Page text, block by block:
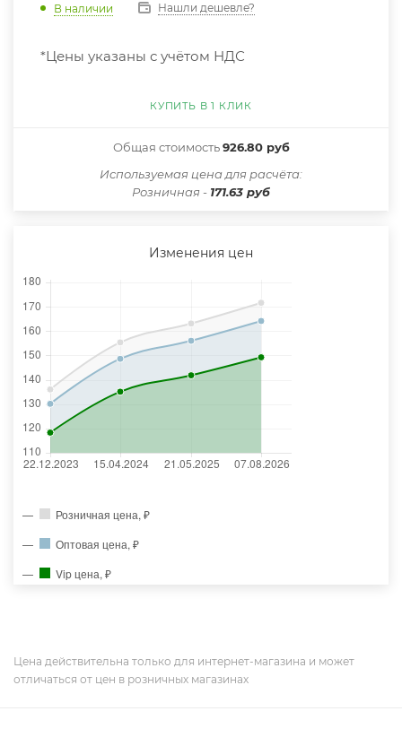
В наличии Нашли дешевле?
*Цены указаны с учётом НДС
КУПИТЬ В 1 КЛИК
Общая стоимость926.80 руб
Иcпользуемая цена для расчёта:
Розничная - 171.63 руб
Изменения цен
Розничная цена, ₽
Оптовая цена, ₽
Vip цена, ₽
Цена действительна только для интернет-магазина и может
отличаться от цен в розничных магазинах